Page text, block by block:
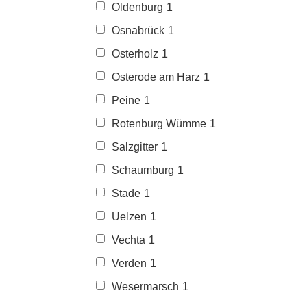
Oldenburg 1
Osnabrück 1
Osterholz 1
Osterode am Harz 1
Peine 1
Rotenburg Wümme 1
Salzgitter 1
Schaumburg 1
Stade 1
Uelzen 1
Vechta 1
Verden 1
Wesermarsch 1